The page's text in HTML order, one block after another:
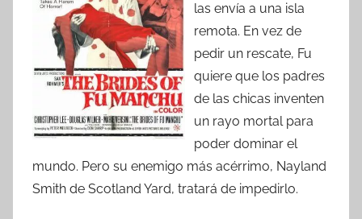
las envía a una isla
remota. En vez de
pedir un rescate, Fu
quiere que los padres
de las chicas inventen
un rayo mortal para
poder dominar el
mundo. Pero su enemigo más acérrimo, Nayland
Smith de Scotland Yard, tratará de impedirlo.